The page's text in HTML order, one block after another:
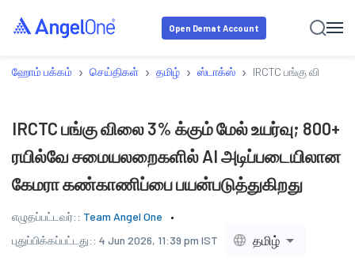
Open Demat Account
ஹோம் பக்கம் › செய்திகள் › தமிழ் › ஸ்டாக்ஸ் › IRCTC பங்கு விலை
IRCTC பங்கு விலை 3% க்கும் மேல் உயர்வு; 800+
ரயில்வே சமையலறைகளில் AI அடிப்படையிலான
கேமரா கண்காணிப்பை பயன்படுத்துகிறது
எழுதப்பட்டவர்:: Team Angel One
புதுப்பிக்கப்பட்டது:: 4 Jun 2026, 11:39 pm IST தமிழ்